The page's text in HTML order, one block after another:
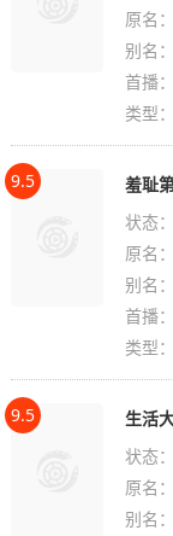
原名
别名：
首播
类型
9.5
羞耻
状态：
原名
别名：
首播：
类型：
9.5
生活
状态：
原名
别名：